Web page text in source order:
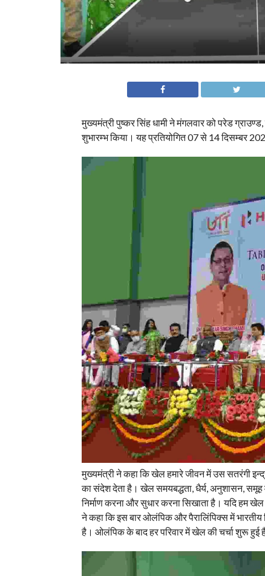
मुख्यमंत्री पुष्कर सिंह धामी ने मंगलवार को परेड
शुभारम्भ किया। यह प्रतियोगित 07 से 14 दिसम्बर
मुख्यमंत्री ने कहा कि खेल हमारे जीवन में उस सतरंगी
का संदेश देता है। खेल समयबद्धता, धैर्य, अनुशासन,
निर्माण करना और सुधार करना सिखाता है। यदि हम
ने कहा कि इस बार ओलंपिक और पैरालिंपिक्स में
है। ओलंपिक के बाद हर परिवार में खेल की चर्चा शुरू हुई